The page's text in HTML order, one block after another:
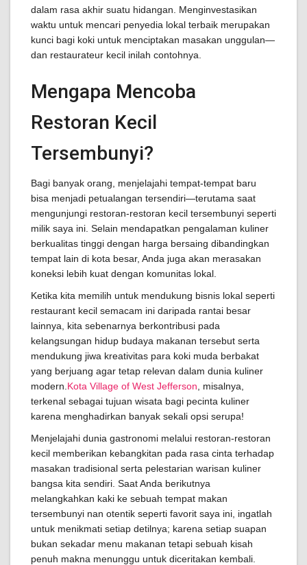
dalam rasa akhir suatu hidangan. Menginvestasikan
waktu untuk mencari penyedia lokal terbaik merupakan
kunci bagi koki untuk menciptakan masakan unggulan—
dan restaurateur kecil inilah contohnya.
Mengapa Mencoba
Restoran Kecil
Tersembunyi?
Bagi banyak orang, menjelajahi tempat-tempat baru
bisa menjadi petualangan tersendiri—terutama saat
mengunjungi restoran-restoran kecil tersembunyi seperti
milik saya ini. Selain mendapatkan pengalaman kuliner
berkualitas tinggi dengan harga bersaing dibandingkan
tempat lain di kota besar, Anda juga akan merasakan
koneksi lebih kuat dengan komunitas lokal.
Ketika kita memilih untuk mendukung bisnis lokal seperti
restaurant kecil semacam ini daripada rantai besar
lainnya, kita sebenarnya berkontribusi pada
kelangsungan hidup budaya makanan tersebut serta
mendukung jiwa kreativitas para koki muda berbakat
yang berjuang agar tetap relevan dalam dunia kuliner
modern. Kota Village of West Jefferson , misalnya,
terkenal sebagai tujuan wisata bagi pecinta kuliner
karena menghadirkan banyak sekali opsi serupa!
Menjelajahi dunia gastronomi melalui restoran-restoran
kecil memberikan kebangkitan pada rasa cinta terhadap
masakan tradisional serta pelestarian warisan kuliner
bangsa kita sendiri. Saat Anda berikutnya
melangkahkan kaki ke sebuah tempat makan
tersembunyi nan otentik seperti favorit saya ini, ingatlah
untuk menikmati setiap detilnya; karena setiap suapan
bukan sekadar menu makanan tetapi sebuah kisah
penuh makna menunggu untuk diceritakan kembali.